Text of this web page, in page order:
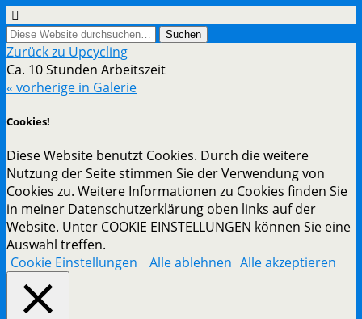
Zurück zu Upcycling
Ca. 10 Stunden Arbeitszeit
« vorherige in Galerie
Cookies!
Diese Website benutzt Cookies. Durch die weitere
Nutzung der Seite stimmen Sie der Verwendung von
Cookies zu. Weitere Informationen zu Cookies finden Sie
in meiner Datenschutzerklärung oben links auf der
Website. Unter COOKIE EINSTELLUNGEN können Sie eine
Auswahl treffen.
Cookie Einstellungen
Alle ablehnen Alle akzeptieren